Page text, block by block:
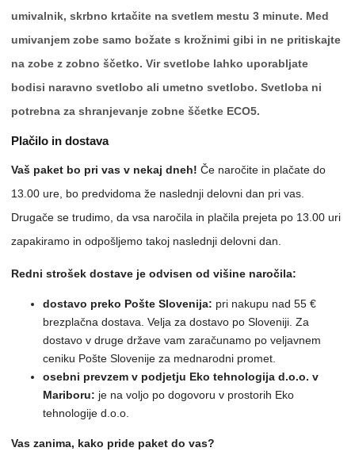
umivalnik, skrbno krtačite na svetlem mestu 3 minute. Med
umivanjem zobe samo božate s krožnimi gibi in ne pritiskajte
na zobe z zobno ščetko. Vir svetlobe lahko uporabljate
bodisi naravno svetlobo ali umetno svetlobo. Svetloba ni
potrebna za shranjevanje zobne ščetke ECO5.
Plačilo in dostava
Vaš paket bo pri vas v nekaj dneh! Če naročite in plačate do
13.00 ure, bo predvidoma že naslednji delovni dan pri vas.
Drugače se trudimo, da vsa naročila in plačila prejeta po 13.00 uri
zapakiramo in odpošljemo takoj naslednji delovni dan.
Redni strošek dostave je odvisen od višine naročila:
dostavo preko Pošte Slovenija: pri nakupu nad 55 €
brezplačna dostava. Velja za dostavo po Sloveniji. Za
dostavo v druge države vam zaračunamo po veljavnem
ceniku Pošte Slovenije za mednarodni promet.
osebni prevzem v podjetju Eko tehnologija d.o.o. v
Mariboru: je na voljo po dogovoru v prostorih Eko
tehnologije d.o.o.
Vas zanima, kako pride paket do vas?